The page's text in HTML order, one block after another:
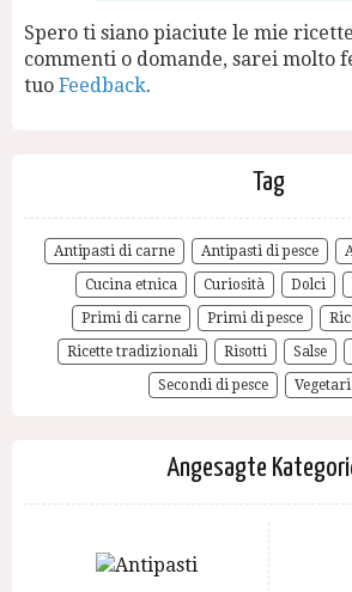
Spero ti siano piaciute le mie
commenti o domande, sarei molto
tuo Feedback.
Tag
Antipasti di carne Antipasti di pesce
Cucina etnica
Curiosità Dolci
Primi di carne
Primi di pesce
Ricette tradizionali
Risotti Salse
Secondi di pesce
Angesagte